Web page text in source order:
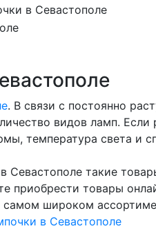
в Cевастополе
. В связи с постоянно
видов ламп.
температура света и
Севастополе такие
приобрести товары
широком
в Cевастополе